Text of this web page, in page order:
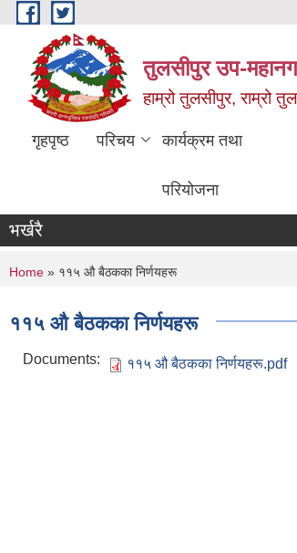
Skip to main content
तुलसीपुर उप-
हाम्रो तुलसीपुर, राम्रो
गृहपृष्ठ परिचय कार्यक्रम तथा
परियोजना
भर्खरै
You are here
Home » ११५ औ बैठकका निर्णयहरू
११५ औ बैठकका निर्णयहरू
Documents: ११५ औ बैठकका निर्णयहरू.pdf